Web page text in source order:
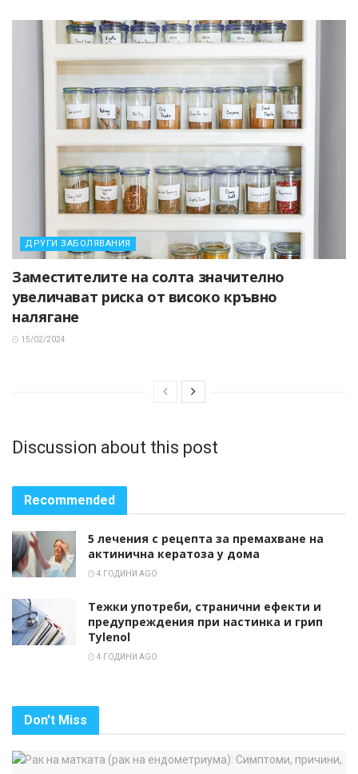
ДРУГИ ЗАБОЛЯВАНИЯ
Заместителите на солта значително
увеличават риска от високо кръвно
налягане
15/02/2024
Discussion about this post
Recommended
5 лечения с рецепта за премахване на
актинична кератоза у дома
4 ГОДИНИ AGO
Тежки употреби, странични ефекти и
предупреждения при настинка и грип
Tylenol
4 ГОДИНИ AGO
Don't Miss